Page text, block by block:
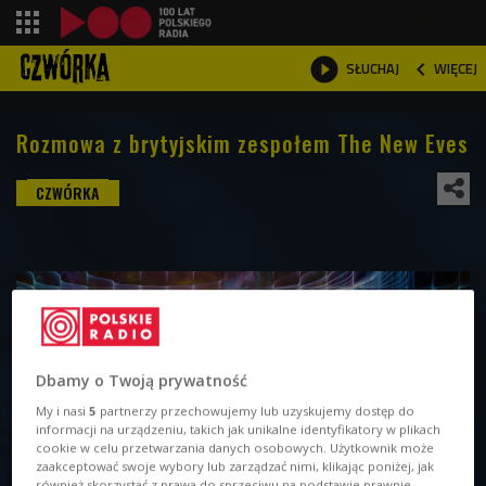
 SŁUCHAJ  WIĘCEJ

Rozmowa z brytyjskim zespołem The New Eves
Dbamy o Twoją prywatność
My i nasi5 partnerzy przechowujemy lub uzyskujemy dostęp do
informacji na urządzeniu, takich jak unikalne identyfikatory w plikach
cookie w celu przetwarzania danych osobowych. Użytkownik może
zaakceptować swoje wybory lub zarządzać nimi, klikając poniżej, jak